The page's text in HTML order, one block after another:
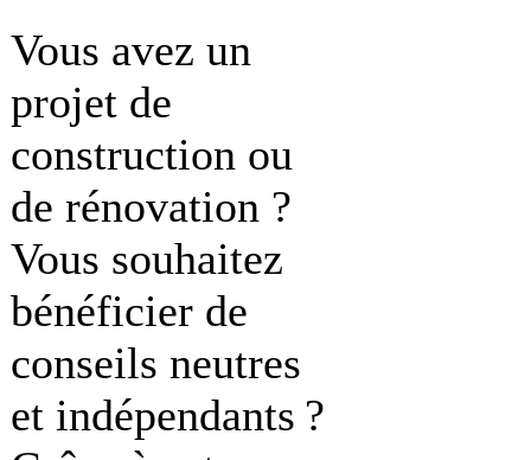
Vous avez un
projet de
construction ou
de rénovation ?
Vous souhaitez
bénéficier de
conseils neutres
et indépendants ?